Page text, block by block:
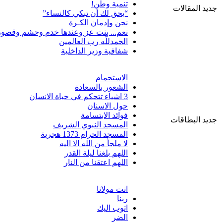
جديد المقالات
تنمية وطن!
“يحق لك أن تبكي كالنساء”
نحن وإدمان الكـرة
نعم... بنت عز وعندها خدم وحشم
الحمدللّه رب العالمين
شفافية وزير الداخلية
جديد البطاقات
الاستحمام
الشعور بالسعادة
3 اشياء تتحكم في حياة الانسان
حول الاسنان
فوائد الابتسامة
المسجد النبوي الشريف
المسجد الحرام 1373 هجرية
لا ملجأ من الله الا اليه
اللهم بلغنا ليلة القدر
اللهم اعتقنا من النار
انت مولانا
ربنا
اتوب اليك
الضر